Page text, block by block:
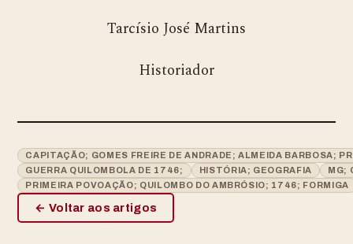
Tarcísio José Martins
Historiador
CAPITAÇÃO; GOMES FREIRE DE ANDRADE; ALMEIDA BARBOSA;
GUERRA QUILOMBOLA DE 1746;
HISTÓRIA; GEOGRAFIA
MG;
PRIMEIRA POVOAÇÃO; QUILOMBO DO AMBRÓSIO; 1746; FORMIGA
← Voltar aos artigos